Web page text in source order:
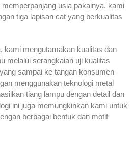
usia pakainya, kami
tiga lapisan cat yang berkualitas
kami mengutamakan kualitas dan
melalui serangkaian uji kualitas
sampai ke tangan konsumen
menggunakan teknologi metal
tiang lampu dengan detail dan
ini juga memungkinkan kami untuk
berbagai bentuk dan motif